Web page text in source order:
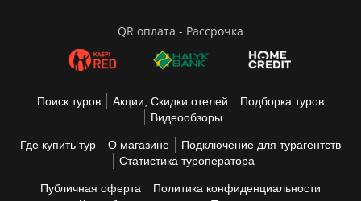
QR оплата - Рассрочка
Поиск туров Акции, Скидки отелей
Подборка туров
Видеообзоры
Где купить тур О магазине
Подключение для турагентств
Статистика туроператора
Публичная оферта
Политика конфиденциальности